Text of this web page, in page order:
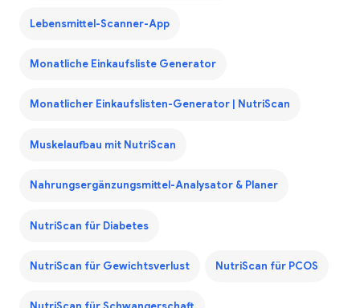
Lebensmittel-Scanner-App
Monatliche Einkaufsliste Generator
Monatlicher Einkaufslisten-Generator | NutriScan
Muskelaufbau mit NutriScan
Nahrungsergänzungsmittel-Analysator & Planer
NutriScan für Diabetes
NutriScan für Gewichtsverlust NutriScan für PCOS